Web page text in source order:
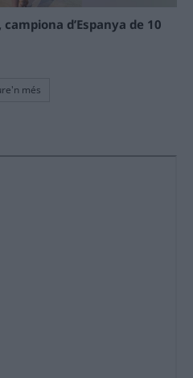
d’Espanya de 10
més